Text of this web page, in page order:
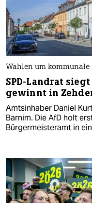
Wahlen um kommunale
SPD-Landrat
gewinnt in
Amtsinhaber Daniel
Barnim. Die AfD holt
Bürgermeisteramt in